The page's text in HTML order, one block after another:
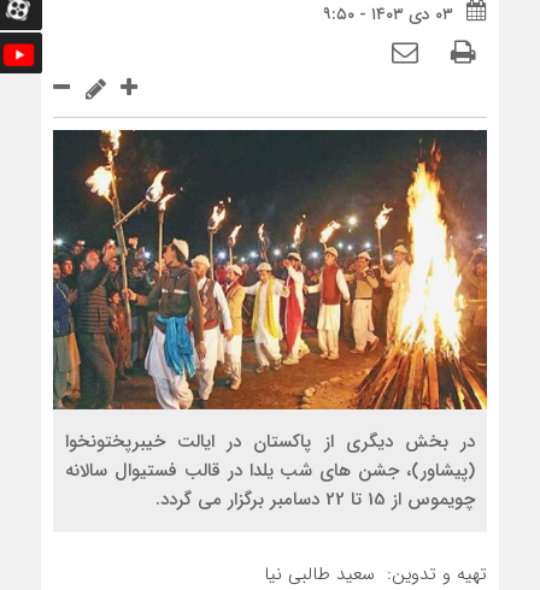
۰۳ دی ۱۴۰۳ - ۹:۵۰
در بخش دیگری از پاکستان در ایالت خیبرپختونخوا
(پیشاور)، جشن های شب یلدا در قالب فستیوال سالانه
چویموس از 15 تا 22 دسامبر برگزار می گردد.
تهیه و تدوین: سعید طالبی نیا